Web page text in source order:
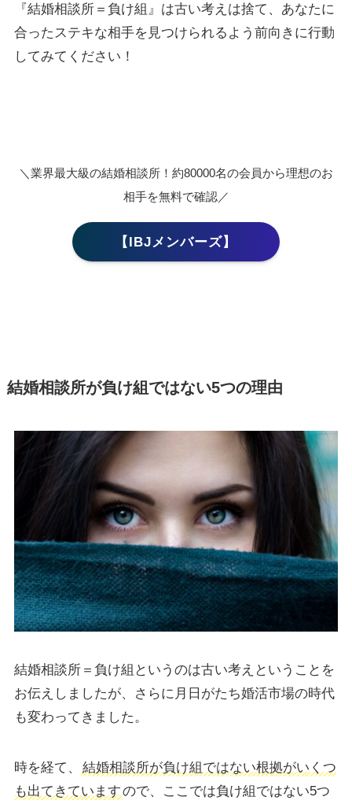
『結婚相談所＝負け組』は古い考えは捨て、あなたに
合ったステキな相手を見つけられるよう前向きに行動
してみてください！
＼業界最大級の結婚相談所！約80000名の会員から理想のお
相手を無料で確認／
【IBJメンバーズ】
結婚相談所が負け組ではない5つの理由
結婚相談所＝負け組というのは古い考えということを
お伝えしましたが、さらに月日がたち婚活市場の時代
も変わってきました。
時を経て、
結婚相談所が負け組ではない根拠がいくつ
も出てきていますので、ここでは負け組ではない5つ